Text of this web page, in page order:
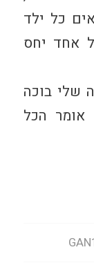
כל ילד
אחד יחס
שלי בוכה
אומר הכל